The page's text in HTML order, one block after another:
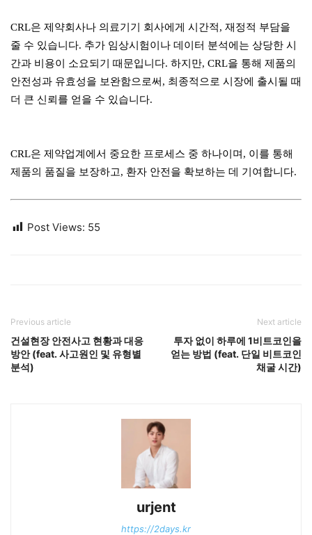
CRL은 제약회사나 의료기기 회사에게 시간적, 재정적 부담을
줄 수 있습니다. 추가 임상시험이나 데이터 분석에는 상당한 시
간과 비용이 소요되기 때문입니다. 하지만, CRL을 통해 제품의
안전성과 유효성을 보완함으로써, 최종적으로 시장에 출시될 때
더 큰 신뢰를 얻을 수 있습니다.
CRL은 제약업계에서 중요한 프로세스 중 하나이며, 이를 통해
제품의 품질을 보장하고, 환자 안전을 확보하는 데 기여합니다.
Post Views: 55
Previous article
건설현장 안전사고 현황과 대응
방안 (feat. 사고원인 및 유형별
분석)
Next article
투자 없이 하루에 1비트코인을
얻는 방법 (feat. 단일 비트코인
채굴 시간)
urjent
https://2days.kr